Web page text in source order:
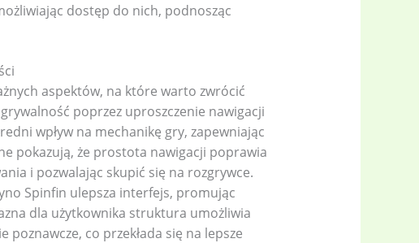
(2)
dostęp do nich, podnosząc
aspektów, na które warto zwrócić
poprzez uproszczenie nawigacji
wpływ na mechanikę gry, zapewniając
pokazują, że prostota nawigacji poprawia
i pozwalając skupić się na rozgrywce.
Spinfin ulepsza interfejs, promując
dla użytkownika struktura umożliwia
co przekłada się na lepsze